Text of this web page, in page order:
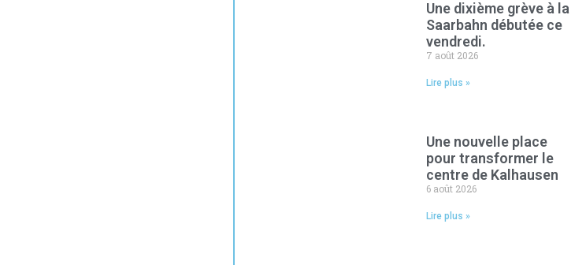
Une dixième grève à la
Saarbahn débutée ce
vendredi.
7 août 2026
Lire plus »
Une nouvelle place
pour transformer le
centre de Kalhausen
6 août 2026
Lire plus »